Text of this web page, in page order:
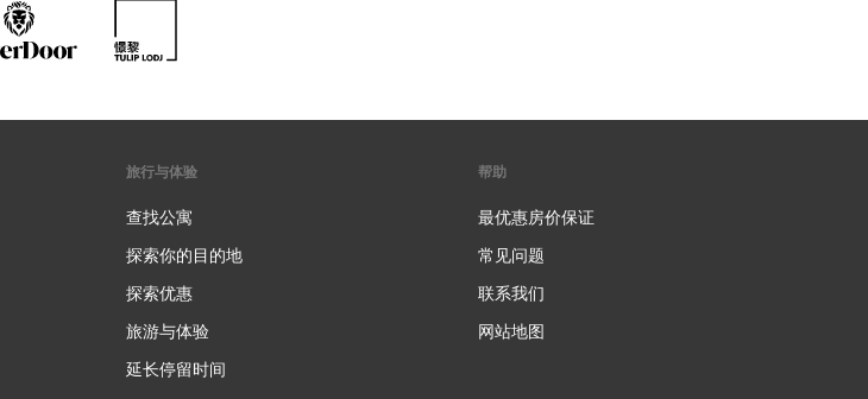
旅行与体验
查找公寓
探索你的目的地
探索优惠
旅游与体验
延长停留时间
帮助
最优惠房价保证
常见问题
联系我们
网站地图